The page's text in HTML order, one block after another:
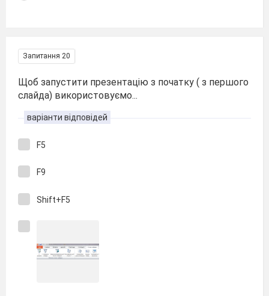
Запитання 20
Щоб запустити презентацію з початку ( з першого
слайда) використовуємо...
варіанти відповідей
F5
F9
Shift+F5